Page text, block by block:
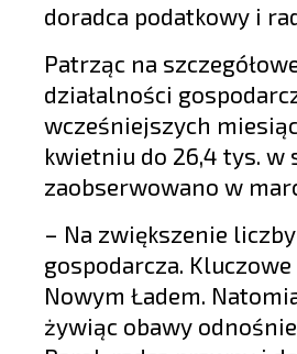
doradca podatkowy i
Patrząc na
działalności
wcześniejszych
kwietniu do 26,4 tys.
zaobserwowano w
– Na zwiększenie
gospodarcza.
Nowym Ładem.
żywiąc obawy